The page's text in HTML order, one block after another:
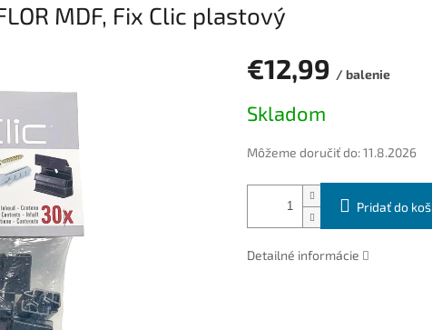
MDF, Fix Clic plastový
€12,99 / balenie
cena:
Skladom
Môžeme doručiť do:11.8.2026
Pridať do
Detailné informácie